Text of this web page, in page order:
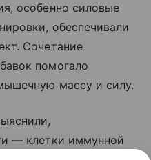
особенно силовые
обеспечивали
Сочетание
помогало
массу и силу.
— клетки иммунной